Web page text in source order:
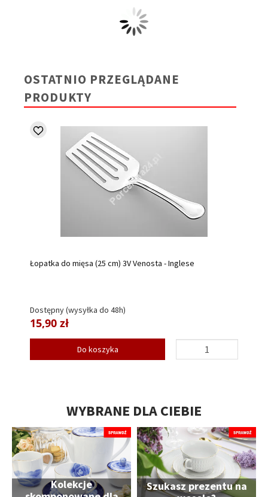
OSTATNIO PRZEGLĄDANE
PRODUKTY
Łopatka do mięsa (25 cm) 3V Venosta - Inglese
Dostępny (wysyłka do 48h)
15,90 zł
Do koszyka
WYBRANE DLA CIEBIE
Kolekcje
Szukasz prezentu na